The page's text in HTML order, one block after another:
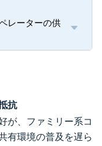
レーターの供
抗
が、ファミリー系コ
有環境の普及を遅ら